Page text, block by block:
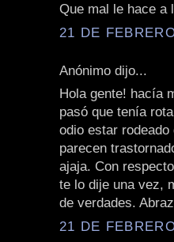
Que mal le hace a
21 DE
Anónimo dijo...
Hola gente! hacía
pasó que tenía
odio estar
parecen
ajaja. Con
te lo dije una vez,
de verdades.
21 DE